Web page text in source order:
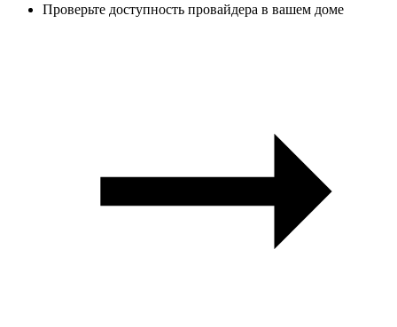
Проверьте доступность провайдера в вашем доме